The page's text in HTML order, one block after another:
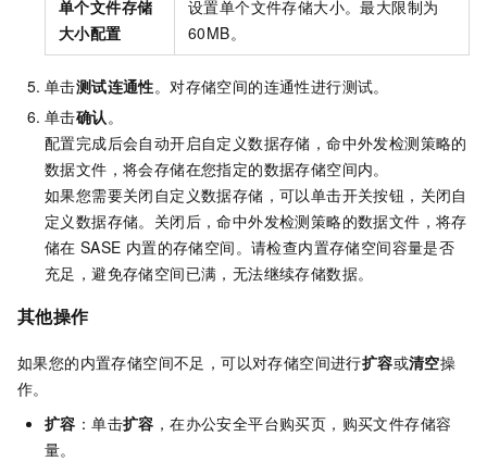
单个文件存储
大小配置
设置单个文件存储大小。最大限制为
60MB。
单击测试连通性。对存储空间的连通性进行测试。
单击确认 。
配置完成后会自动开启自定义数据存储，命中外发检测策略的
数据文件，将会存储在您指定的数据存储空间内。
如果您需要关闭自定义数据存储，可以单击开关按钮，关闭自
定义数据存储。关闭后，命中外发检测策略的数据文件，将存
储在 SASE 内置的存储空间。请检查内置存储空间容量是否
充足，避免存储空间已满，无法继续存储数据。
其他操作
如果您的内置存储空间不足，可以对存储空间进行扩容或清空操
作。
扩容 ：单击扩容 ，在办公安全平台购买页，购买文件存储容
量。